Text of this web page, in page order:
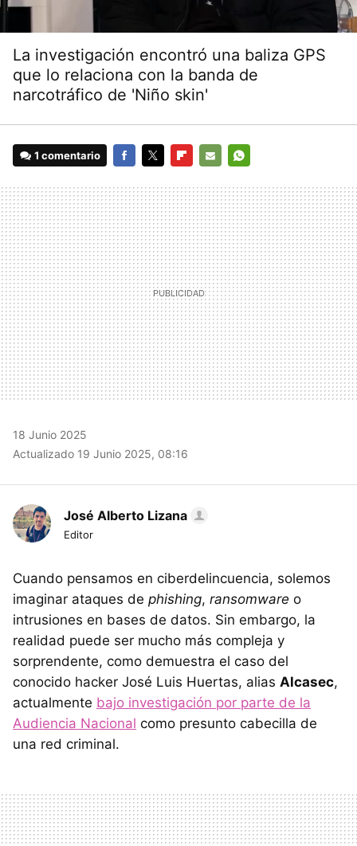
La investigación encontró una baliza GPS
que lo relaciona con la banda de
narcotráfico de 'Niño skin'
1 comentario
MAIL
18 Junio 2025
Actualizado 19 Junio 2025, 08:16
José Alberto Lizana
Editor
Cuando pensamos en ciberdelincuencia, solemos
imaginar ataques de phishing, ransomware o
intrusiones en bases de datos. Sin embargo, la
realidad puede ser mucho más compleja y
sorprendente, como demuestra el caso del
conocido hacker José Luis Huertas, alias Alcasec,
actualmente bajo investigación por parte de la
Audiencia Nacional como presunto cabecilla de
una red criminal.